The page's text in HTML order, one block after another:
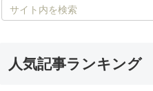
人気記事ランキング